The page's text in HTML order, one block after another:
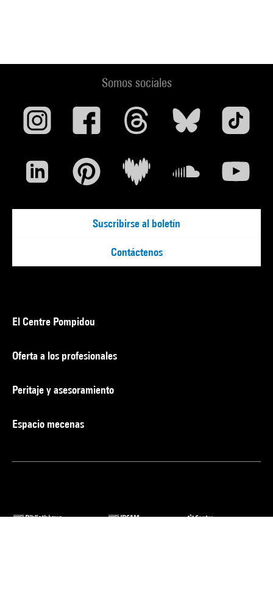
Somos sociales
Suscribirse al boletín
Contáctenos
El Centre Pompidou
Oferta a los profesionales
Peritaje y asesoramiento
Espacio mecenas